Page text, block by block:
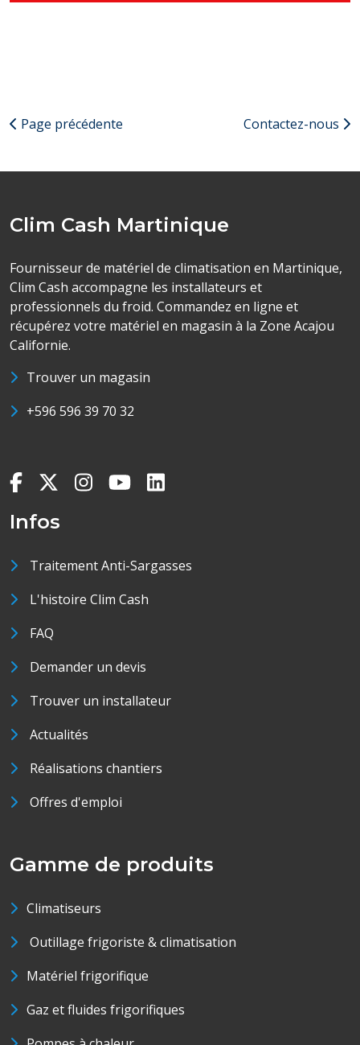
Page précédente Contactez-nous
Clim Cash Martinique
Fournisseur de matériel de climatisation en Martinique,
Clim Cash accompagne les installateurs et
professionnels du froid. Commandez en ligne et
récupérez votre matériel en magasin à la Zone Acajou
Californie.
Trouver un magasin
+596 596 39 70 32
Infos
Traitement Anti-Sargasses
L'histoire Clim Cash
FAQ
Demander un devis
Trouver un installateur
Actualités
Réalisations chantiers
Offres d'emploi
Gamme de produits
Climatiseurs
Outillage frigoriste & climatisation
Matériel frigorifique
Gaz et fluides frigorifiques